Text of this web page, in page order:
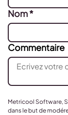
Nom*
Commentaire
Metricool Software,
dans le but de